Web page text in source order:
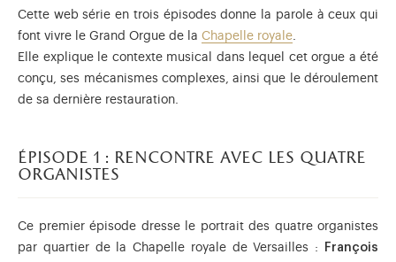
Cette web série en trois épisodes donne la parole à ceux qui
font vivre le Grand Orgue de la Chapelle royale.
Elle explique le contexte musical dans lequel cet orgue a été
conçu, ses mécanismes complexes, ainsi que le déroulement
de sa dernière restauration.
épisode 1 : rencontre avec les quatre
organistes
Ce premier épisode dresse le portrait des quatre organistes
par quartier de la Chapelle royale de Versailles :
François